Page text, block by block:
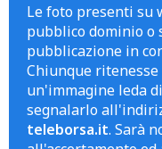
Le foto presenti su
pubblico dominio o
pubblicazione in
Chiunque
un'immagine leda
segnalarlo
teleborsa.it. Sarà